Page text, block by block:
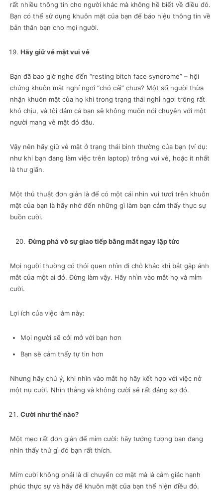
rất nhiều thông tin cho người khác mà không hề biết về điều đó.
Bạn có thể sử dụng khuôn mặt của bạn để báo hiệu thông tin về
bản thân bạn cho mọi người.
Hãy giữ vẻ mặt vui vẻ
Bạn đã bao giờ nghe đến “resting bitch face syndrome” – hội
chứng khuôn mặt nghỉ ngơi “chó cái” chưa? Một số người thừa
nhận khuôn mặt của họ khi trong trạng thái nghỉ ngơi trông rất
khó chịu, và tôi dám cá bạn sẽ không muốn nói chuyện với một
người mang vẻ mặt đó đâu.
Vậy nên hãy giữ vẻ mặt ở trạng thái bình thường của bạn (ví dụ:
như khi bạn đang làm việc trên laptop) trông vui vẻ, hoặc ít nhất
là thư giãn.
Một thủ thuật đơn giản là để có một cái nhìn vui tươi trên khuôn
mặt của bạn là hãy nhớ đến những gì làm bạn cảm thấy thực sự
buồn cười.
20. Đừng phá vỡ sự giao tiếp bằng mắt ngay lập tức
Mọi người thường có thói quen nhìn đi chỗ khác khi bắt gặp ánh
mắt của một ai đó. Đừng làm vậy. Hãy nhìn vào mắt họ và mỉm
cười.
Lợi ích của việc làm này:
Mọi người sẽ cởi mở với bạn hơn
Bạn sẽ cảm thấy tự tin hơn
Nhưng hãy chú ý, khi nhìn vào mắt họ hãy kết hợp với việc nở
một nụ cười. Nhìn thẳng và không cười sẽ rất đáng sợ đó.
Cười như thế nào?
Một mẹo rất đơn giản để mỉm cười: hãy tưởng tượng bạn đang
nhìn thấy thứ gì đó bạn rất thích.
Mỉm cười không phải là di chuyển cơ mặt mà là cảm giác hạnh
phúc thực sự và hãy để khuôn mặt của bạn thể hiện điều đó.